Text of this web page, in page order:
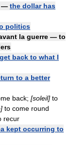
— the dollar has
politics
la guerre — to
back to what I
to a better
back; [soleil] to
to come round
recur
kept occurring to